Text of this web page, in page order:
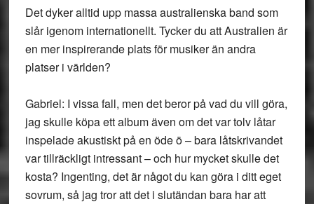
Det dyker alltid upp massa australienska band som
slår igenom internationellt. Tycker du att Australien är
en mer inspirerande plats för musiker än andra
platser i världen?
Gabriel: I vissa fall, men det beror på vad du vill göra,
jag skulle köpa ett album även om det var tolv låtar
inspelade akustiskt på en öde ö – bara låtskrivandet
var tillräckligt intressant – och hur mycket skulle det
kosta? Ingenting, det är något du kan göra i ditt eget
sovrum, så jag tror att det i slutändan bara har att